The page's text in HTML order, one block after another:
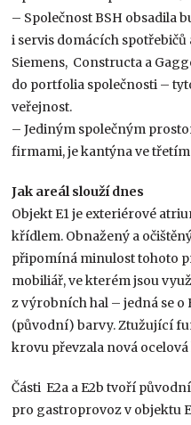
– Společnost BSH obsadila
i servis domácích
Siemens, Constructa a
do portfolia společnosti –
veřejnost.
– Jediným společným
firmami, je kantýna ve
Jak areál slouží dnes
Objekt E1 je exteriérové
křídlem. Obnažený a
připomíná minulost tohoto
mobiliář, ve kterém jsou
z výrobních hal – jedná se
(původní) barvy. Ztužující
krovu převzala nová
Části E2a a E2b tvoří
pro gastroprovoz v objektu